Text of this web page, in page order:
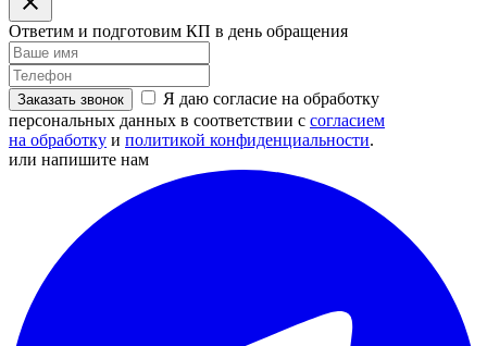
Ответим и подготовим КП в день обращения
Заказать звонок
Я даю согласие на обработку
персональных данных в соответствии с согласием
на обработку и политикой конфиденциальности.
или напишите нам